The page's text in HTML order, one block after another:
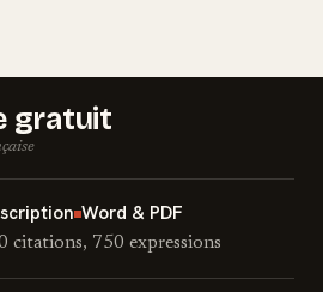
gratuit
Word & PDF
citations, 750 expressions